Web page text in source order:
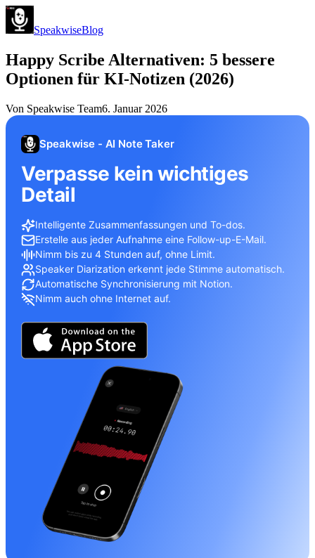
SpeakwiseBlog
Happy Scribe Alternativen: 5 bessere
Optionen für KI-Notizen (2026)
Von Speakwise Team6. Januar 2026
Speakwise - AI Note Taker
Verpasse kein wichtiges
Detail
Intelligente Zusammenfassungen und To-dos.
Erstelle aus jeder Aufnahme eine Follow-up-E-Mail.
Nimm bis zu 4 Stunden auf, ohne Limit.
Speaker Diarization erkennt jede Stimme automatisch.
Automatische Synchronisierung mit Notion.
Nimm auch ohne Internet auf.